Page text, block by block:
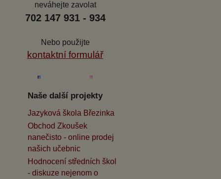
neváhejte zavolat
702 147 931 - 934
Nebo použijte
kontaktní formulář
Naše další projekty
Jazyková škola Březinka
Obchod Zkoušek
nanečisto - online prodej
našich učebnic
Hodnocení středních škol
- diskuze nejenom o